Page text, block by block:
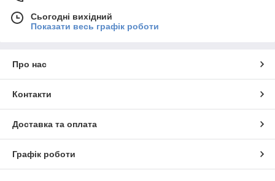
Сьогодні вихідний
Показати весь графік роботи
Про нас
Контакти
Доставка та оплата
Графік роботи